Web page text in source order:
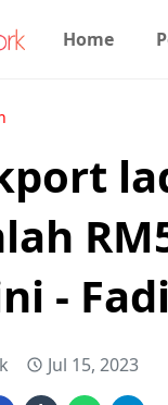
Home
-
Jul 15, 2023